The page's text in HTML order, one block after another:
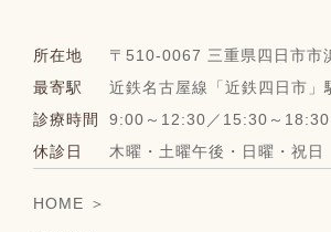
所在地
〒510-0067 三重県四日市市
最寄駅
近鉄名古屋線「近鉄四日市」
診療時間
9:00～12:30／15:30～18:30
休診日
木曜・土曜午後・日曜・祝日
HOME ＞